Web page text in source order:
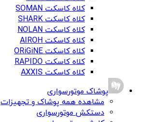
کلاه کاسکت SOMAN
کلاه کاسکت SHARK
کلاه کاسکت NOLAN
کلاه کاسکت AIROH
کلاه کاسکت ORiGiNE
کلاه کاسکت RAPIDO
کلاه کاسکت AXXIS
پوشاک موتورسواری
مشاهده همه پوشاک و تجهیزات
دستکش موتورسواری